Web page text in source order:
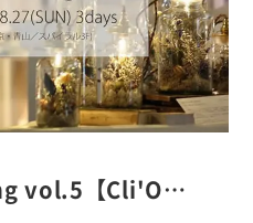
vol.5【Cli'O…